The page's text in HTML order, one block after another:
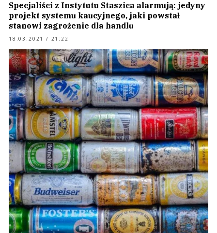
Specjaliści z Instytutu Staszica alarmują: jedyny
projekt systemu kaucyjnego, jaki powstał
stanowi zagrożenie dla handlu
18.03.2021 / 21:22